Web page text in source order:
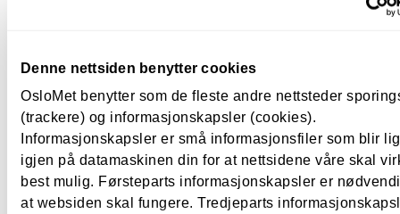
Denne nettsiden benytter cookies
OsloMet benytter som de fleste andre nettsteder
(trackere) og informasjonskapsler (cookies).
Informasjonskapsler er små informasjonsfiler som blir
igjen på datamaskinen din for at nettsidene våre skal
best mulig. Førsteparts informasjonskapsler er
at websiden skal fungere. Tredjeparts
Anita har nå bygget opp Norges eneste stillebokbibliotek på Holmlia.
Turid Edvardsen, Oslo kommune